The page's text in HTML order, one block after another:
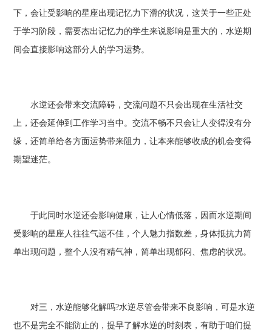
下，会让受影响的星座出现记忆力下滑的状况，这关于一些正处
于学习阶段，需要杰出记忆力的学生来说影响是重大的，水逆期
间会直接影响这部分人的学习运势。
水逆还会带来交流障碍，交流问题不只会出现在生活社交
上，还会延伸到工作学习当中。交流不畅不只会让人变得没有分
缘，还简单给各方面运势带来阻力，让本来能够收成的机会变得
期望迷茫。
于此同时水逆还会影响健康，让人心情低落，因而水逆期间
受影响的星座人往往气运不佳，个人魅力指数差，身体抵抗力简
单出现问题，整个人没有精气神，简单出现郁闷、焦虑的状况。
对三，水逆能够化解吗?水逆尽管会带来不良影响，可是水逆
也不是完全不能防止的，提早了解水逆的时刻表，有助于咱们提